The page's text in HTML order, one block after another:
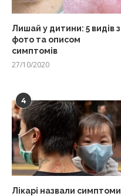
Лишай у дитини: 5 видів з
фото та описом
симптомів
27/10/2020
4
Лікарі назвали симптоми